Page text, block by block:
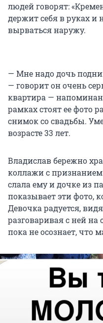
людей говорят:
держит себя в руках и
вырваться наружу.
— Мне надо дочь
— говорит он очень
квартира —
рамках стоят ее фото
снимок со свадьбы.
возрасте 33 лет.
Владислав бережно
коллажи с
слала ему и дочке из
показывает эти фото,
Девочка радуется,
разговаривая с ней
пока не осознает, что